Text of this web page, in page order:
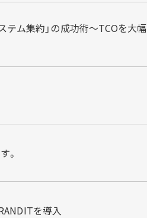
テム集約」の成功術～TCOを大幅
。
を導入